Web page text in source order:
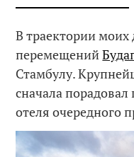
В траектории моих
перемещений
Стамбулу.
сначала
отеля очередного